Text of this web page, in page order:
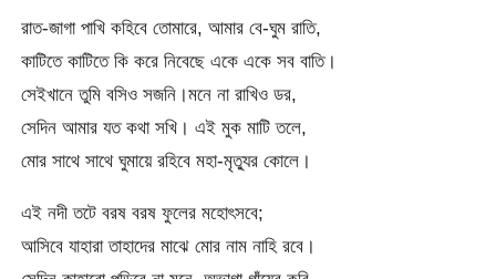
রাত-জাগা পাখি কহিবে তোমারে, আমার বে-ঘুম রাতি,
কাটিতে কাটিতে কি করে নিবেছে একে একে সব বাতি।
সেইখানে তুমি বসিও সজনি।মনে না রাখিও ডর,
সেদিন আমার যত কথা সখি। এই মুক মাটি তলে,
মোর সাথে সাথে ঘুমায়ে রহিবে মহা-মৃত্যুর কোলে।
এই নদী তটে বরষ বরষ ফুলের মহোৎসবে;
আসিবে যাহারা তাহাদের মাঝে মোর নাম নাহি রবে।